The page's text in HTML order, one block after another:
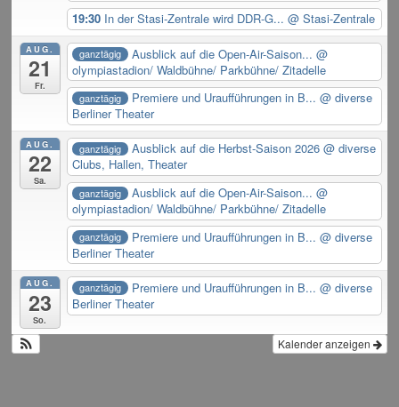
19:30 In der Stasi-Zentrale wird DDR-G...@ Stasi-Zentrale
AUG.
21
Fr.
ganztägig Ausblick auf die Open-Air-Saison... @
olympiastadion/ Waldbühne/ Parkbühne/ Zitadelle
ganztägig Premiere und Uraufführungen in B... @ diverse
Berliner Theater
AUG.
22
Sa.
ganztägig Ausblick auf die Herbst-Saison 2026 @ diverse
Clubs, Hallen, Theater
ganztägig Ausblick auf die Open-Air-Saison... @
olympiastadion/ Waldbühne/ Parkbühne/ Zitadelle
ganztägig Premiere und Uraufführungen in B... @ diverse
Berliner Theater
AUG.
23
So.
ganztägig Premiere und Uraufführungen in B... @ diverse
Berliner Theater
Kalender anzeigen